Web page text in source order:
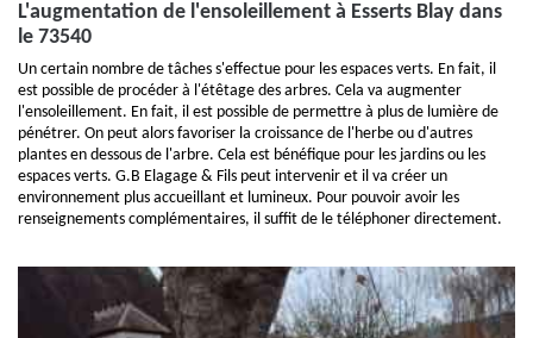
L'augmentation de l'ensoleillement à Esserts Blay dans
le 73540
Un certain nombre de tâches s'effectue pour les espaces verts. En fait, il
est possible de procéder à l'étêtage des arbres. Cela va augmenter
l'ensoleillement. En fait, il est possible de permettre à plus de lumière de
pénétrer. On peut alors favoriser la croissance de l'herbe ou d'autres
plantes en dessous de l'arbre. Cela est bénéfique pour les jardins ou les
espaces verts. G.B Elagage & Fils peut intervenir et il va créer un
environnement plus accueillant et lumineux. Pour pouvoir avoir les
renseignements complémentaires, il suffit de le téléphoner directement.